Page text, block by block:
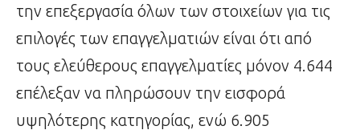
την επεξεργασία όλων των στοιχείων για τις
επιλογές των επαγγελματιών είναι ότι από
τους ελεύθερους επαγγελματίες μόνον 4.644
επέλεξαν να πληρώσουν την εισφορά
υψηλότερης κατηγορίας, ενώ 6.905